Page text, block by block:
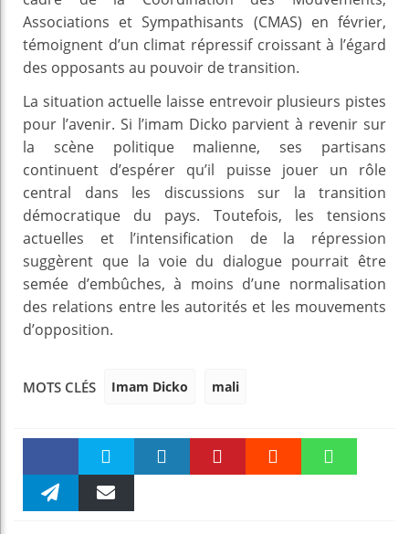
Associations et Sympathisants (CMAS) en février,
témoignent d’un climat répressif croissant à l’égard
des opposants au pouvoir de transition.
La situation actuelle laisse entrevoir plusieurs pistes
pour l’avenir. Si l’imam Dicko parvient à revenir sur
la scène politique malienne, ses partisans
continuent d’espérer qu’il puisse jouer un rôle
central dans les discussions sur la transition
démocratique du pays. Toutefois, les tensions
actuelles et l’intensification de la répression
suggèrent que la voie du dialogue pourrait être
semée d’embûches, à moins d’une normalisation
des relations entre les autorités et les mouvements
d’opposition.
MOTS CLÉS Imam Dicko mali
Faceboo Twitter